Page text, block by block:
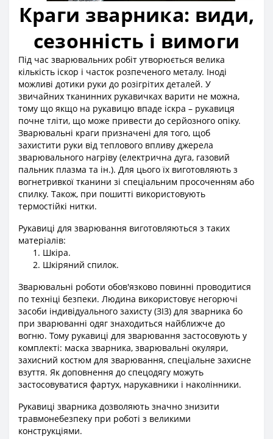
Краги зварника: види,
сезонність і вимоги
Під час зварювальних робіт утворюється велика
кількість іскор і часток розпеченого металу. Іноді
можливі дотики руки до розігрітих деталей. У
звичайних тканинних рукавичках варити не можна,
тому що якщо на рукавицю впаде іскра – рукавиця
почне тліти, що може привести до серйозного опіку.
Зварювальні краги призначені для того, щоб
захистити руки від теплового впливу джерела
зварювального нагріву (електрична дуга, газовий
пальник плазма та ін.). Для цього їх виготовляють з
вогнетривкої тканини зі спеціальним просоченням або
спилку. Також, при пошитті використовують
термостійкі нитки.
Рукавиці для зварювання виготовляються з таких
матеріалів:
Шкіра.
Шкіряний спилок.
Зварювальні роботи обов'язково повинні проводитися
по техніці безпеки. Людина використовує негорючі
засоби індивідуального захисту (ЗІЗ) для зварника бо
при зварюванні одяг знаходиться найближче до
вогню. Тому рукавиці для зварювання застосовують у
комплекті: маска зварника, зварювальні окуляри,
захисний костюм для зварювання, спеціальне захисне
взуття. Як доповнення до спецодягу можуть
застосовуватися фартух, нарукавники і наколінники.
Рукавиці зварника дозволяють значно знизити
травмонебезпеку при роботі з великими
конструкціями.